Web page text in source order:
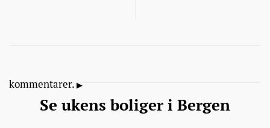
kommentarer.
Se ukens boliger i Bergen